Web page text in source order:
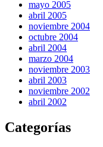
mayo 2005
abril 2005
noviembre 2004
octubre 2004
abril 2004
marzo 2004
noviembre 2003
abril 2003
noviembre 2002
abril 2002
Categorías